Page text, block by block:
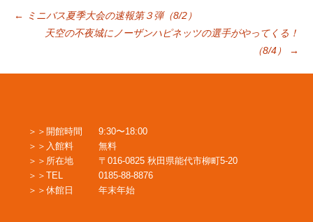
投
稿
ビ
ゲ
← ミニバス夏季大会の速報第３弾（8/2）
天空の不夜城にノーザンハピネッツの選手がやってくる！
（8/4）
→
開館時間
9:30〜18:00
入館料
無料
所在地
〒016-0825 秋田県能代市柳町5-20
TEL
0185-88-8876
休館日
年末年始